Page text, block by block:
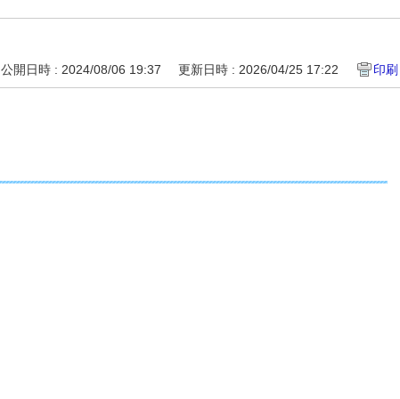
公開日時 : 2024/08/06 19:37 更新日時 : 2026/04/25 17:22 印刷